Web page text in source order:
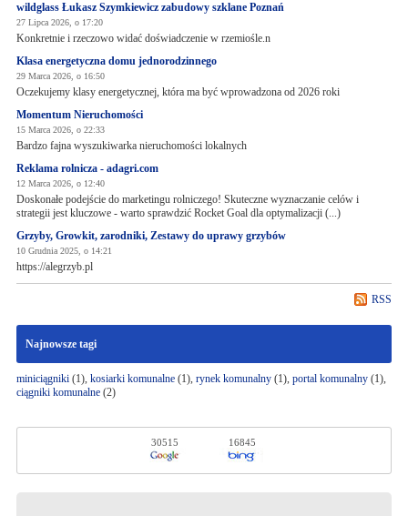
wildglass Łukasz Szymkiewicz zabudowy szklane Poznań
27 Lipca 2026, o 17:20
Konkretnie i rzeczowo widać doświadczenie w rzemiośle.n
Klasa energetyczna domu jednorodzinnego
29 Marca 2026, o 16:50
Oczekujemy klasy energetycznej, która ma być wprowadzona od 2026 roki
Momentum Nieruchomości
15 Marca 2026, o 22:33
Bardzo fajna wyszukiwarka nieruchomości lokalnych
Reklama rolnicza - adagri.com
12 Marca 2026, o 12:40
Doskonałe podejście do marketingu rolniczego! Skuteczne wyznaczanie celów i
strategii jest kluczowe - warto sprawdzić Rocket Goal dla optymalizacji (...)
Grzyby, Growkit, zarodniki, Zestawy do uprawy grzybów
10 Grudnia 2025, o 14:21
https://alegrzyb.pl
RSS
Najnowsze tagi
miniciągniki(1), kosiarki komunalne(1), rynek komunalny(1), portal komunalny(1),
ciągniki komunalne(2)
30515 16845